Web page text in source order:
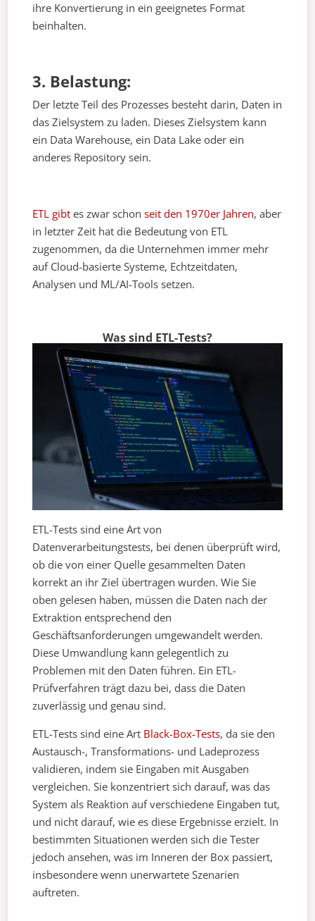
ihre Konvertierung in ein geeignetes Format
beinhalten.
3. Belastung:
Der letzte Teil des Prozesses besteht darin, Daten in
das Zielsystem zu laden. Dieses Zielsystem kann
ein Data Warehouse, ein Data Lake oder ein
anderes Repository sein.
ETL gibt es zwar schonseit den 1970er Jahren, aber
in letzter Zeit hat die Bedeutung von ETL
zugenommen, da die Unternehmen immer mehr
auf Cloud-basierte Systeme, Echtzeitdaten,
Analysen und ML/AI-Tools setzen.
Was sind ETL-Tests?
ETL-Tests sind eine Art von
Datenverarbeitungstests, bei denen überprüft wird,
ob die von einer Quelle gesammelten Daten
korrekt an ihr Ziel übertragen wurden. Wie Sie
oben gelesen haben, müssen die Daten nach der
Extraktion entsprechend den
Geschäftsanforderungen umgewandelt werden.
Diese Umwandlung kann gelegentlich zu
Problemen mit den Daten führen. Ein ETL-
Prüfverfahren trägt dazu bei, dass die Daten
zuverlässig und genau sind.
ETL-Tests sind eine Art Black-Box-Tests, da sie den
Austausch-, Transformations- und Ladeprozess
validieren, indem sie Eingaben mit Ausgaben
vergleichen. Sie konzentriert sich darauf, was das
System als Reaktion auf verschiedene Eingaben tut,
und nicht darauf, wie es diese Ergebnisse erzielt. In
bestimmten Situationen werden sich die Tester
jedoch ansehen, was im Inneren der Box passiert,
insbesondere wenn unerwartete Szenarien
auftreten.